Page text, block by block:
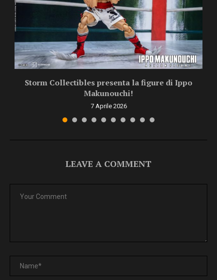
Storm Collectibles presenta la figure di Ippo
Makunouchi!
7 Aprile 2026
LEAVE A COMMENT